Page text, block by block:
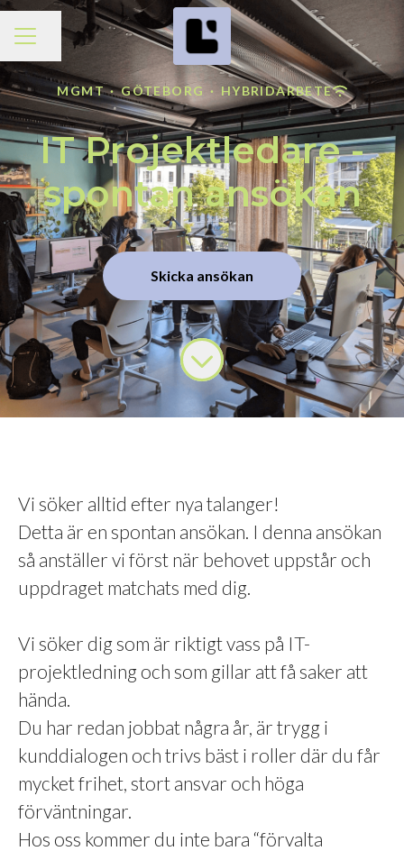
KARRIÄRMENY
Dela sidan
MGMT · GÖTEBORG · HYBRIDARBETE
IT Projektledare -
spontan ansökan
Skicka ansökan
Vi söker alltid efter nya talanger!
Detta är en spontan ansökan. I denna ansökan
så anställer vi först när behovet uppstår och
uppdraget matchats med dig.
Vi söker dig som är riktigt vass på IT-
projektledning och som gillar att få saker att
hända.
Du har redan jobbat några år, är trygg i
kunddialogen och trivs bäst i roller där du får
mycket frihet, stort ansvar och höga
förväntningar.
Hos oss kommer du inte bara “förvalta